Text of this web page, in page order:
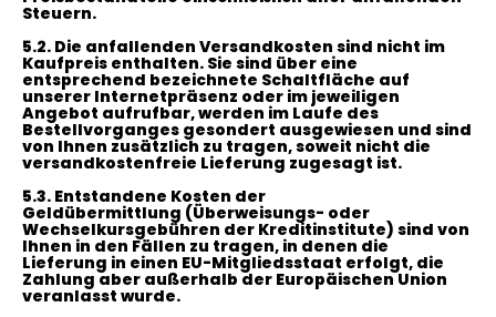
Steuern.
5.2. Die anfallenden Versandkosten sind nicht im
Kaufpreis enthalten. Sie sind über eine
entsprechend bezeichnete Schaltfläche auf
unserer Internetpräsenz oder im jeweiligen
Angebot aufrufbar, werden im Laufe des
Bestellvorganges gesondert ausgewiesen und sind
von Ihnen zusätzlich zu tragen, soweit nicht die
versandkostenfreie Lieferung zugesagt ist.
5.3. Entstandene Kosten der
Geldübermittlung (Überweisungs- oder
Wechselkursgebühren der Kreditinstitute) sind von
Ihnen in den Fällen zu tragen, in denen die
Lieferung in einen EU-Mitgliedsstaat erfolgt, die
Zahlung aber außerhalb der Europäischen Union
veranlasst wurde.